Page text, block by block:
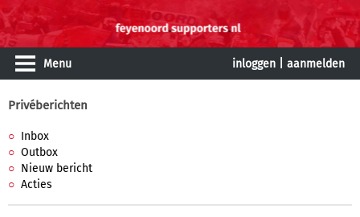
Menu inloggen aanmelden
Privéberichten
Inbox
Outbox
Nieuw bericht
Acties